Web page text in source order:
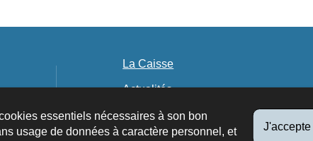
essentiels nécessaires à son bon
usage de données à caractère personnel, et
J'accepte
La Caisse
Actualités
Publications